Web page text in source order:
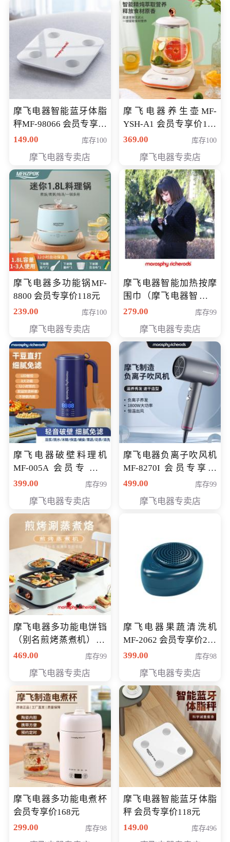
摩飞电器智能蓝牙体脂
秤MF-98066 会员专享价
98元
149.00 库存100
摩飞电器专卖店
摩飞电器养生壶MF-
YSH-A1 会员专享价198
元
369.00 库存100
摩飞电器专卖店
摩飞电器多功能锅MF-
8800 会员专享价118元
239.00
库存100
摩飞电器专卖店
摩飞电器智能加热按摩
围巾（摩飞电器智能加
热按摩围脖） 会员专享
279.00 库存99
摩飞电器专卖店
摩飞电器破壁料理机
MF-005A 会员专享价
198元
399.00 库存99
摩飞电器专卖店
摩飞电器负离子吹风机
MF-8270I 会员专享价
369元
499.00 库存99
摩飞电器专卖店
摩飞电器多功能电饼铛
（别名煎烤蒸煮机） 型
号MF-8888B 会员专享
469.00 库存99
摩飞电器专卖店
摩飞电器果蔬清洗机
MF-2062 会员专享价268
元
399.00 库存98
摩飞电器专卖店
摩飞电器多功能电煮杯
会员专享价168元
299.00
库存98
摩飞电器智能蓝牙体脂
秤 会员专享价118元
149.00
库存496